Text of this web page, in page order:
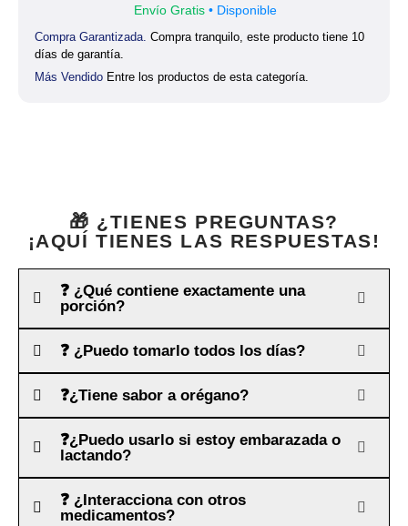
Envío Gratis • Disponible
Compra Garantizada. Compra tranquilo, este producto tiene 10
días de garantía.
Más Vendido Entre los productos de esta categoría.
🎁 ¿TIENES PREGUNTAS?
¡AQUÍ TIENES LAS RESPUESTAS!
❓ ¿Qué contiene exactamente una
porción?
❓ ¿Puedo tomarlo todos los días?
❓¿Tiene sabor a orégano?
❓¿Puedo usarlo si estoy embarazada o
lactando?
❓ ¿Interacciona con otros
medicamentos?